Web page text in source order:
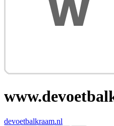
devoetbalkraam.nl